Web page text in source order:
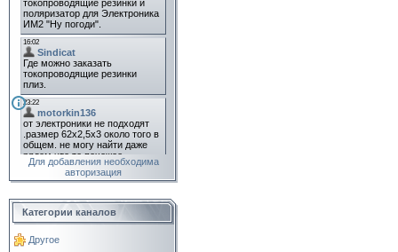
Для добавления необходима
авторизация
Категории каналов
Другое